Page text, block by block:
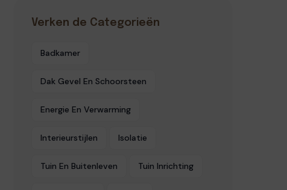
Verken de Categorieën
Badkamer
Dak Gevel En Schoorsteen
Energie En Verwarming
Interieurstijlen Isolatie
Tuin En Buitenleven Tuin Inrichting